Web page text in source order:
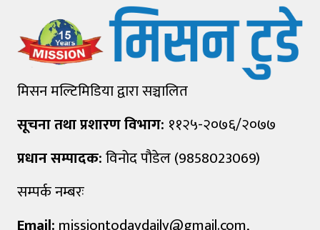
मिसन मल्टिमिडिया द्वारा सञ्चालित
सूचना तथा प्रशारण विभाग: ११२५-२०७६/२०७७
प्रधान सम्पादक:विनोद पौडेल (9858023069)
सम्पर्क नम्बरः